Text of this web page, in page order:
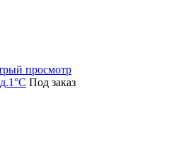
просмотр
Под заказ